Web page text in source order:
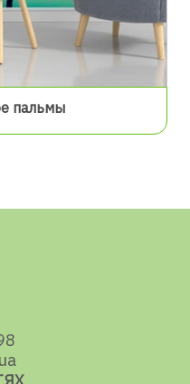
пальмы